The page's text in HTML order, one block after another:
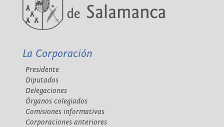
La Corporación
Presidente
Diputados
Delegaciones
Órganos colegiados
Comisiones informativas
Corporaciones anteriores